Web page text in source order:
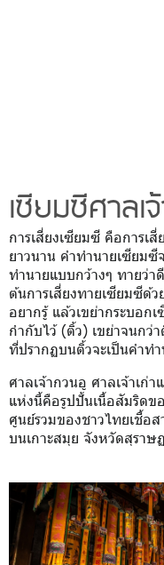
เซียมซีศาลเ
การเสี่ยงเซียมซี คือการ
ยาวนาน คำทำนายเซียมซี
ทำนายแบบกว้างๆ ทายว่า
ต้นการเสี่ยงทายเซียมซีด้
อยากรู้ แล้วเขย่ากระบอก
กำกับไว้ (ติ้ว) เขย่าจนกว่
ที่ปรากฏบนติ้วจะเป็นคำท
ศาลเจ้ากวนอู ศาลเจ้าเก่
แห่งนี้คือรูปปั้นเนื้อสัมริดข
ศูนย์รวมของชาวไทยเชื้อ
บนเกาะสมุย จังหวัดสุราษ